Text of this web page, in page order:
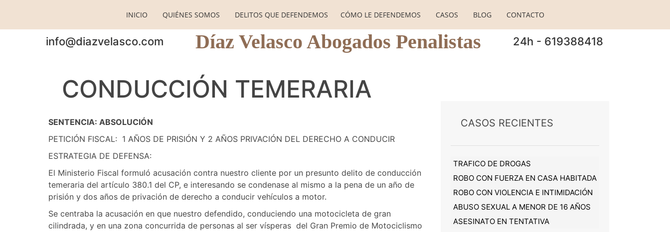
INICIO QUIÉNES SOMOS DELITOS QUE DEFENDEMOS CÓMO LE DEFENDEMOS CASOS BLOG CONTACTO
info@diazvelasco.com Díaz Velasco Abogados Penalistas 24h - 619388418
CONDUCCIÓN TEMERARIA
SENTENCIA: ABSOLUCIÓN
PETICIÓN FISCAL: 1 AÑOS DE PRISIÓN Y 2 AÑOS PRIVACIÓN DEL DERECHO A CONDUCIR
ESTRATEGIA DE DEFENSA:
El Ministerio Fiscal formuló acusación contra nuestro cliente por un presunto delito de conducción
temeraria del artículo 380.1 del CP, e interesando se condenase al mismo a la pena de un año de
prisión y dos años de privación de derecho a conducir vehículos a motor.
Se centraba la acusación en que nuestro defendido, conduciendo una motocicleta de gran
cilindrada, y en una zona concurrida de personas al ser vísperas del Gran Premio de Motociclismo
CASOS RECIENTES
TRAFICO DE DROGAS
ROBO CON FUERZA EN CASA HABITADA
ROBO CON VIOLENCIA E INTIMIDACIÓN
ABUSO SEXUAL A MENOR DE 16 AÑOS
ASESINATO EN TENTATIVA